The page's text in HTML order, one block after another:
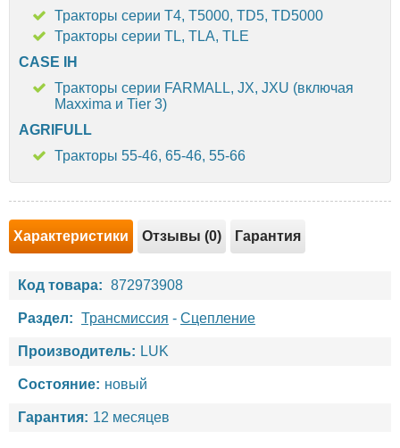
Тракторы серии T4, T5000, TD5, TD5000
Тракторы серии TL, TLA, TLE
CASE IH
Тракторы серии FARMALL, JX, JXU (включая
Maxxima и Tier 3)
AGRIFULL
Тракторы 55-46, 65-46, 55-66
Характеристики Отзывы (0) Гарантия
Код товара: 872973908
Раздел: Трансмиссия - Сцепление
Производитель: LUK
Состояние: новый
Гарантия: 12 месяцев